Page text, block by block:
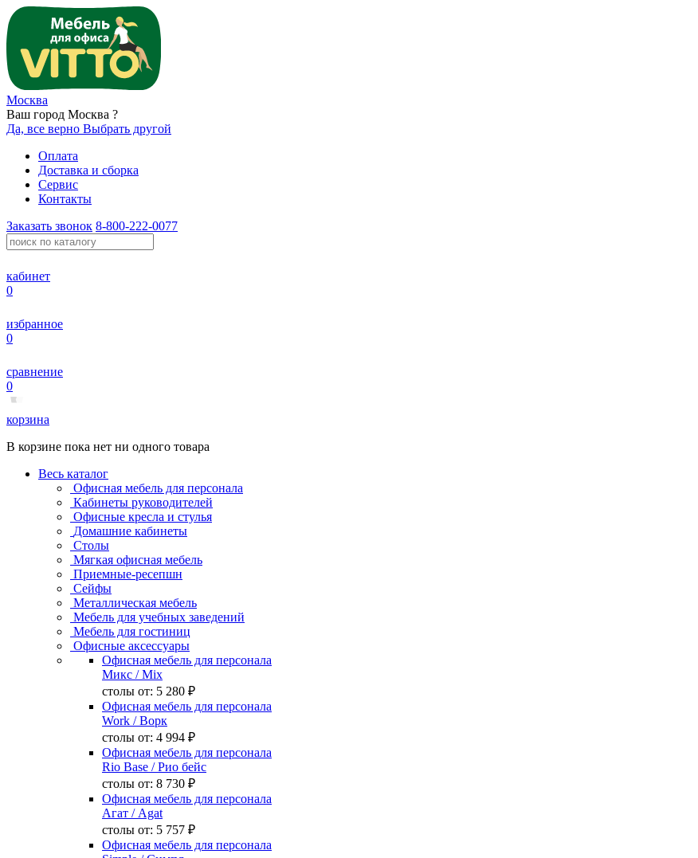
Москва
Ваш город Москва ?
Да, все верно Выбрать другой
Оплата
Доставка и сборка
Сервис
Контакты
Заказать звонок 8-800-222-0077
кабинет
0
избранное
0
сравнение
0
корзина
В корзине пока нет ни одного товара
Весь каталог
Офисная мебель для персонала
Кабинеты руководителей
Офисные кресла и стулья
Домашние кабинеты
Столы
Мягкая офисная мебель
Приемные-ресепшн
Сейфы
Металлическая мебель
Мебель для учебных заведений
Мебель для гостиниц
Офисные аксессуары
Офисная мебель для персонала
Микс / Mix
столы от: 5 280 ₽
Офисная мебель для персонала
Work / Ворк
столы от: 4 994 ₽
Офисная мебель для персонала
Rio Base / Рио бейс
столы от: 8 730 ₽
Офисная мебель для персонала
Агат / Agat
столы от: 5 757 ₽
Офисная мебель для персонала